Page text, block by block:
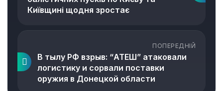
Київщині щодня зростає
ПОПЕРЕДНІЙ
В тылу РФ взрыв: “АТЕШ” атаковали
логистику и сорвали поставки
оружия в Донецкой области